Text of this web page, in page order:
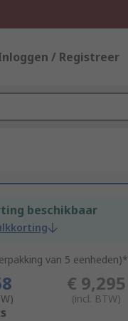
/ Registreer
beschikbaar
van 5 eenheden)*
€ 9,295
(incl. BTW)